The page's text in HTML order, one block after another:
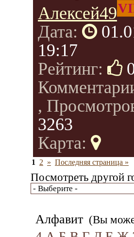
Алексей49
Дата:
19:17
Рейтинг:
,
3263
Карта:
1 2 » Последняя страница »
Посмотреть другой
Алфавит (Вы